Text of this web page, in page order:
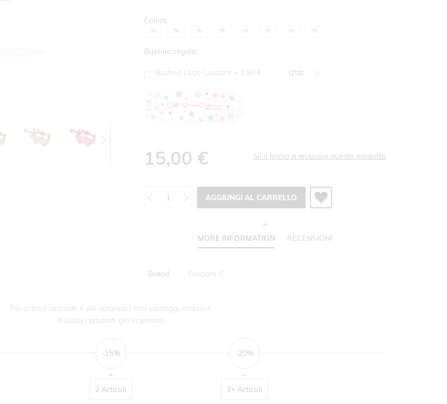
Colore
Bustina regalo:
Bustina Logo Cruciani + 2,50 € Qtà:
15,00 € Sii il primo a recensire questo prodotto
AGGIUNGI AL CARRELLO
MORE INFORMATION
Maggiori
Brand Cruciani C
RECENSIONI
Più articoli acquisti, e più saranno i tuoi vantaggi esclusivi.
(Esclusi i prodotti già in promo)
-15%
2 Articoli
-20%
3+ Articoli